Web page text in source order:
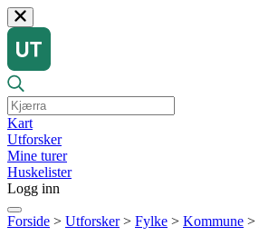
Kart
Utforsker
Mine turer
Huskelister
Logg inn
Forside > Utforsker > Fylke > Kommune >